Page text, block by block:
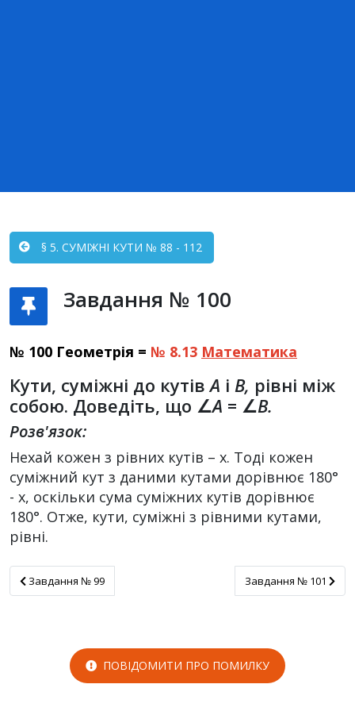
§ 5. СУМІЖНІ КУТИ № 88 - 112
Завдання № 100
№ 100 Геометрія = № 8.13 Математика
Кути, суміжні до кутівА і В, рівні між
собою. Доведіть, що ∠A = ∠B.
Розв'язок:
Нехай кожен з рівних кутів – х. Тоді кожен
суміжний кут з даними кутами дорівнює 180°
- х, оскільки сума суміжних кутів дорівнює
180°. Отже, кути, суміжні з рівними кутами,
рівні.
Завдання № 99
Завдання № 99 Завдання № 101
Завдання № 101
ПОВІДОМИТИ ПРО ПОМИЛКУ